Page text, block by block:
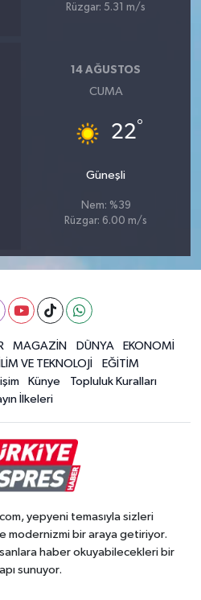
Rüzgar: 5.31 m/s
14 AĞUSTOS
CUMA
22°
Güneşli
Nem: %39
Rüzgar: 6.00 m/s
MAGAZİN DÜNYA
EKONOMİ
VE TEKNOLOJİ
EĞİTİM
Künye
Topluluk Kuralları
İlkeleri
yepyeni temasıyla sizleri
modernizmi bir araya getiriyor.
haber okuyabilecekleri bir
sunuyor.